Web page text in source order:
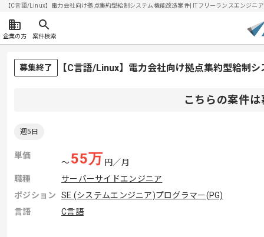
【C言語/Linux】電力会社向け拠点集約型給制システム機能改造案件| ITフリーランスエンジ
企業の方 案件検索
募集終了 【C言語/Linux】電力会社向け拠点集約型給制
こちらの案件
週5日
単価
〜55万 円／月
職種
サーバーサイドエンジニア
ポジション
SE (システムエンジニア)プログラマー(PG)
言語
C言語